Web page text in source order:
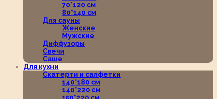
70*120 см
80*140 см
Для сауны
Женские
Мужские
Диффузоры
Свечи
Саше
Для кухни
Скатерти и салфетки
140*180 см
140*220 см